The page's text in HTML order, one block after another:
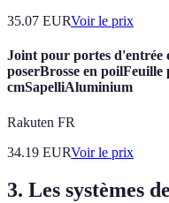
35.07 EURVoir le prix
Joint pour portes d'entrée
poserBrosse en poilFeuille
cmSapelliAluminium
Rakuten FR
34.19 EURVoir le prix
3. Les systèmes